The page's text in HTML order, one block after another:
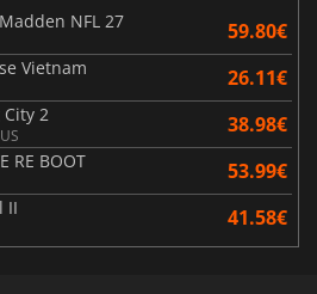
Madden NFL 27
59.80€
Vietnam 26.11€
2 38.98€
RE BOOT 53.99€
II 41.58€